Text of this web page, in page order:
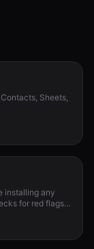
Sheets,
installing any
for red flags,